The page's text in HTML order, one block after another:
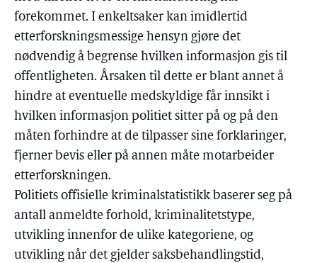
forekommet. I enkeltsaker kan imidlertid
etterforskningsmessige hensyn gjøre det
nødvendig å begrense hvilken informasjon gis til
offentligheten. Årsaken til dette er blant annet å
hindre at eventuelle medskyldige får innsikt i
hvilken informasjon politiet sitter på og på den
måten forhindre at de tilpasser sine forklaringer,
fjerner bevis eller på annen måte motarbeider
etterforskningen.
Politiets offisielle kriminalstatistikk baserer seg på
antall anmeldte forhold, kriminalitetstype,
utvikling innenfor de ulike kategoriene, og
utvikling når det gjelder saksbehandlingstid,